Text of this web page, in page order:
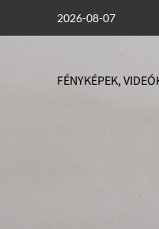
2026-08-07
FÉNYKÉPEK,